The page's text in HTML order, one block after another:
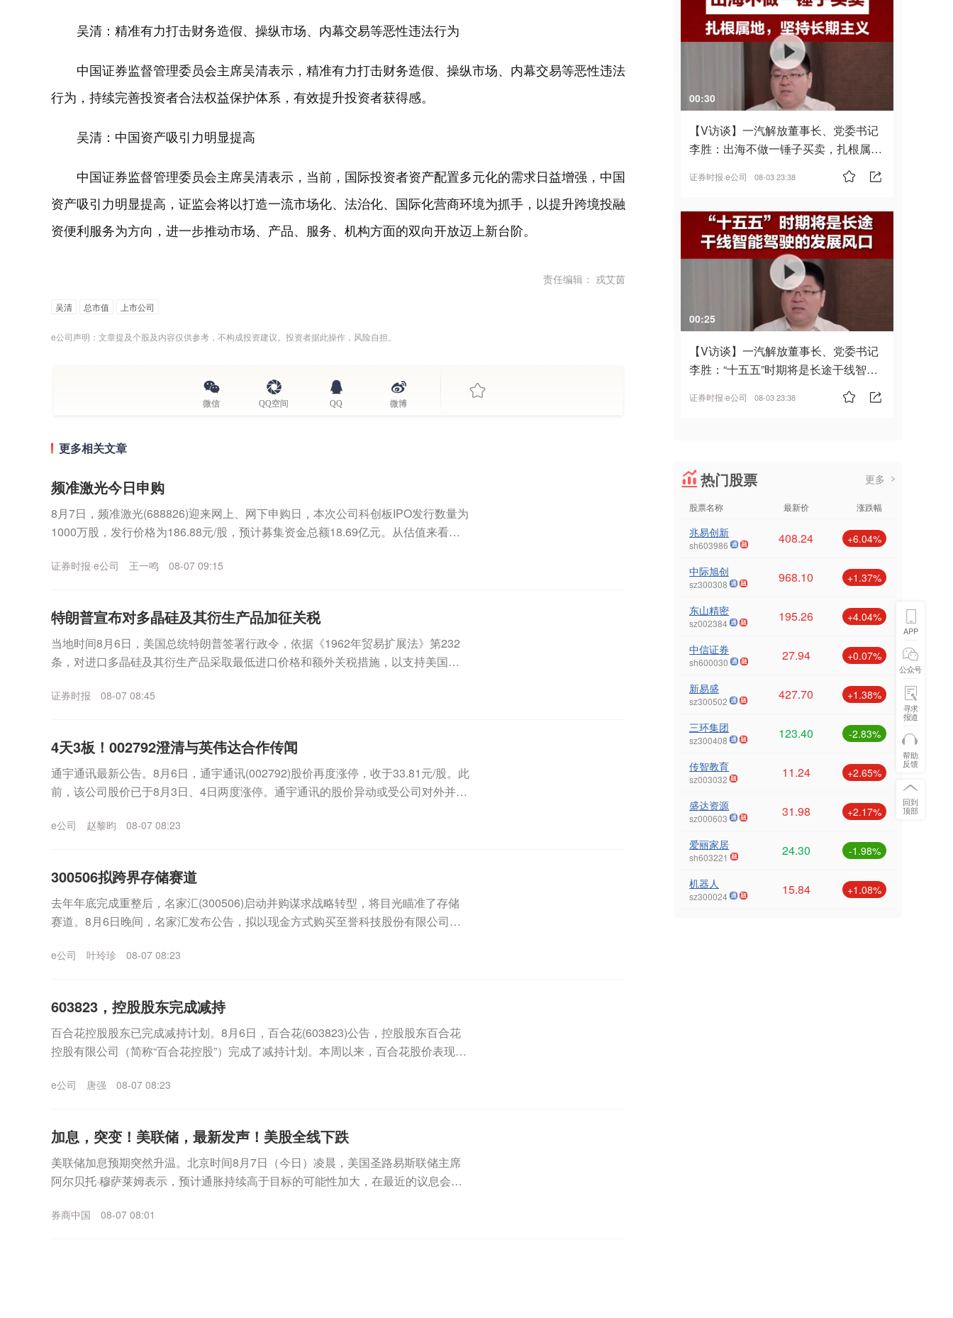
吴清：精准有力打击财务造假、操纵市场、内幕交易等恶性违法行为
中国证券监督管理委员会主席吴清表示，精准有力打击财务造假、操纵市场、内幕交易等恶性违法
行为，持续完善投资者合法权益保护体系，有效提升投资者获得感。
吴清：中国资产吸引力明显提高
中国证券监督管理委员会主席吴清表示，当前，国际投资者资产配置多元化的需求日益增强，中国
资产吸引力明显提高，证监会将以打造一流市场化、法治化、国际化营商环境为抓手，以提升跨境投融
资便利服务为方向，进一步推动市场、产品、服务、机构方面的双向开放迈上新台阶。
责任编辑： 戎艾茵
吴清 总市值 上市公司
e公司声明：文章提及个股及内容仅供参考，不构成投资建议。投资者据此操作，风险自担。
微信 QQ空间 QQ 微博
更多相关文章
频准激光今日申购
8月7日，频准激光(688826)迎来网上、网下申购日，本次公司科创板IPO发行数量为
1000万股，发行价格为186.88元/股，预计募集资金总额18.69亿元。从估值来看，
证券时报·e公司 王一鸣 08-07 09:15
特朗普宣布对多晶硅及其衍生产品加征关税
当地时间8月6日，美国总统特朗普签署行政令，依据《1962年贸易扩展法》第232
条，对进口多晶硅及其衍生产品采取最低进口价格和额外关税措施，以支持美国国
证券时报 08-07 08:45
4天3板！002792澄清与英伟达合作传闻
通宇通讯最新公告。8月6日，通宇通讯(002792)股价再度涨停，收于33.81元/股。此
前，该公司股价已于8月3日、4日两度涨停。通宇通讯的股价异动或受公司对外并购
e公司 赵黎昀 08-07 08:23
300506拟跨界存储赛道
去年年底完成重整后，名家汇(300506)启动并购谋求战略转型，将目光瞄准了存储
赛道。8月6日晚间，名家汇发布公告，拟以现金方式购买至誉科技股份有限公司
e公司 叶玲珍 08-07 08:23
603823，控股股东完成减持
百合花控股股东已完成减持计划。8月6日，百合花(603823)公告，控股股东百合花
控股有限公司（简称“百合花控股”）完成了减持计划。本周以来，百合花股价表现强
e公司 唐强 08-07 08:23
加息，突变！美联储，最新发声！美股全线下跌
美联储加息预期突然升温。北京时间8月7日（今日）凌晨，美国圣路易斯联储主席
阿尔贝托·穆萨莱姆表示，预计通胀持续高于目标的可能性加大，在最近的议息会议
券商中国 08-07 08:01
00:30
【V访谈】一汽解放董事长、党委书记
李胜：出海不做一锤子买卖，扎根属
证券时报·e公司 08-03 23:38
00:25
【V访谈】一汽解放董事长、党委书记
李胜：“十五五”时期将是长途干线智能
证券时报·e公司 08-03 23:38
热门股票 更多
股票名称 最新价 涨跌幅
兆易创新
sh603986 408.24 +6.04%
中际旭创
sz300308 968.10 +1.37%
东山精密
sz002384 195.26 +4.04%
中信证券
sh600030 27.94 +0.07%
新易盛
sz300502 427.70 +1.38%
三环集团
sz300408 123.40 -2.83%
传智教育
sz003032 11.24 +2.65%
盛达资源
sz000603 31.98 +2.17%
爱丽家居
sh603221 24.30 -1.98%
机器人
sz300024 15.84 +1.08%
APP
公众号
寻求
报道
帮助
反馈
回到
顶部